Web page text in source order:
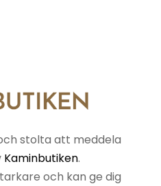
stolta att meddela
Kaminbutiken.
och kan ge dig